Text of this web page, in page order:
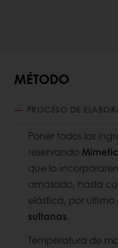
MÉTODO
PROCESO DE
Poner todos los
reservando
que lo
amasado, hasta
elástica, por ultimo
sultanas.
Temperatura de